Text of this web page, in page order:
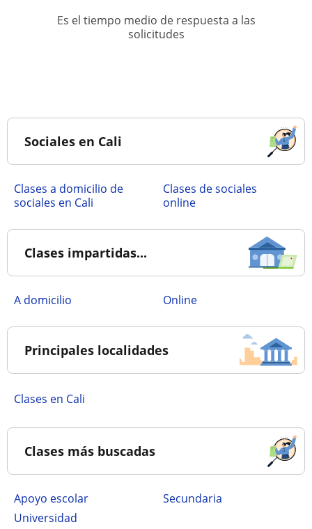
Es el tiempo medio de respuesta a las
solicitudes
Sociales en Cali
Clases a domicilio de
sociales en Cali
Clases de sociales
online
Clases impartidas...
a domicilio online
Principales localidades
Clases en Cali
Clases más buscadas
Apoyo escolar
secundaria
Universidad